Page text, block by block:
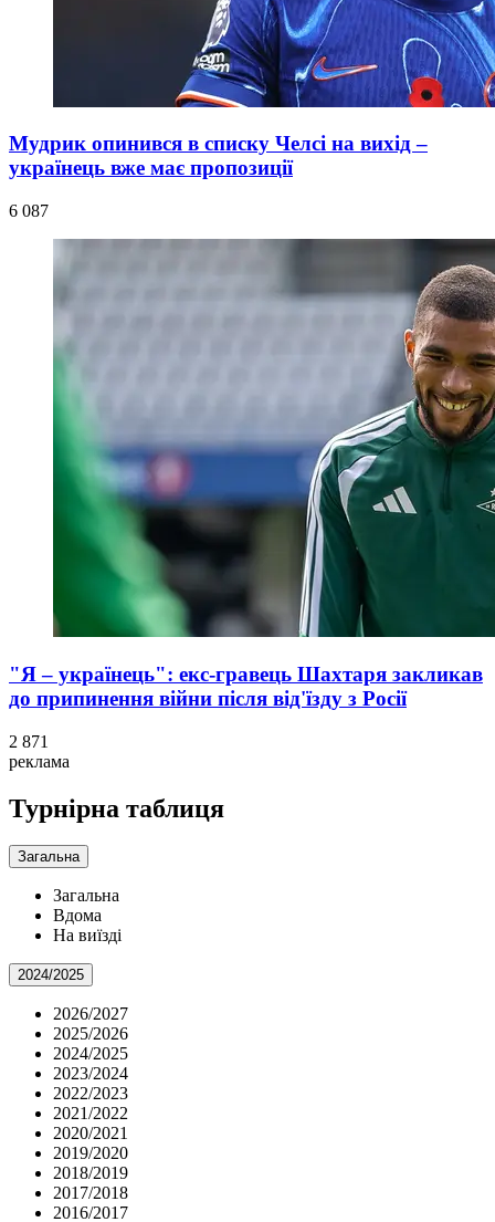
Мудрик опинився в списку Челсі на вихід –
українець вже має пропозиції
6 087
"Я – українець": екс-гравець Шахтаря закликав
до припинення війни після від'їзду з Росії
2 871
реклама
Турнірна таблиця
Загальна
Загальна
Вдома
На виїзді
2024/2025
2026/2027
2025/2026
2024/2025
2023/2024
2022/2023
2021/2022
2020/2021
2019/2020
2018/2019
2017/2018
2016/2017